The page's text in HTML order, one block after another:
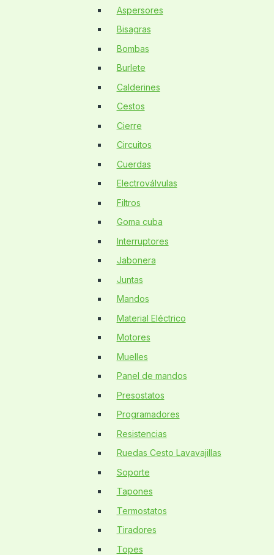
Aspersores
Bisagras
Bombas
Burlete
Calderines
Cestos
Cierre
Circuitos
Cuerdas
Electroválvulas
Filtros
Goma cuba
Interruptores
Jabonera
Juntas
Mandos
Material Eléctrico
Motores
Muelles
Panel de mandos
Presostatos
Programadores
Resistencias
Ruedas Cesto Lavavajillas
Soporte
Tapones
Termostatos
Tiradores
Topes